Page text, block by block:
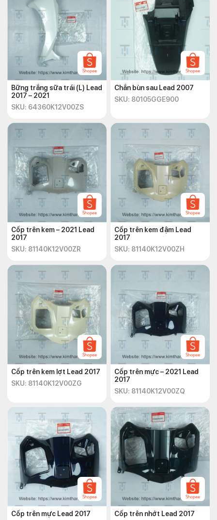
Bững trắng sữa trái (L) Lead
2017 – 2021
SKU: 64360K12V00ZS
Chắn bùn sau Lead 2007
SKU: 80105GGE900
Cốp trên kem – 2021 Lead
2017
SKU: 81140K12V00ZR
Cốp trên kem đậm Lead
2017
SKU: 81140K12V00ZH
Cốp trên kem lợt Lead 2017
SKU: 81140K12V00ZG
Cốp trên mực – 2021 Lead
2017
SKU: 81140K12V00ZQ
Cốp trên mực Lead 2017 Cốp trên nhớt Lead 2017